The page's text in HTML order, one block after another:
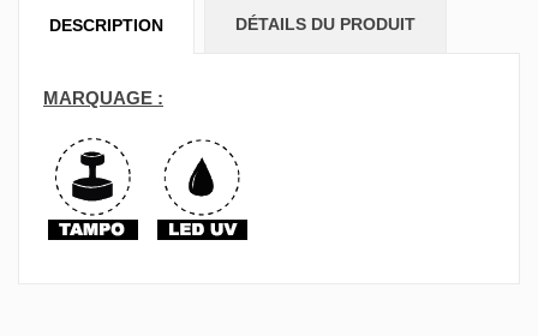
DESCRIPTION DÉTAILS DU PRODUIT
MARQUAGE :